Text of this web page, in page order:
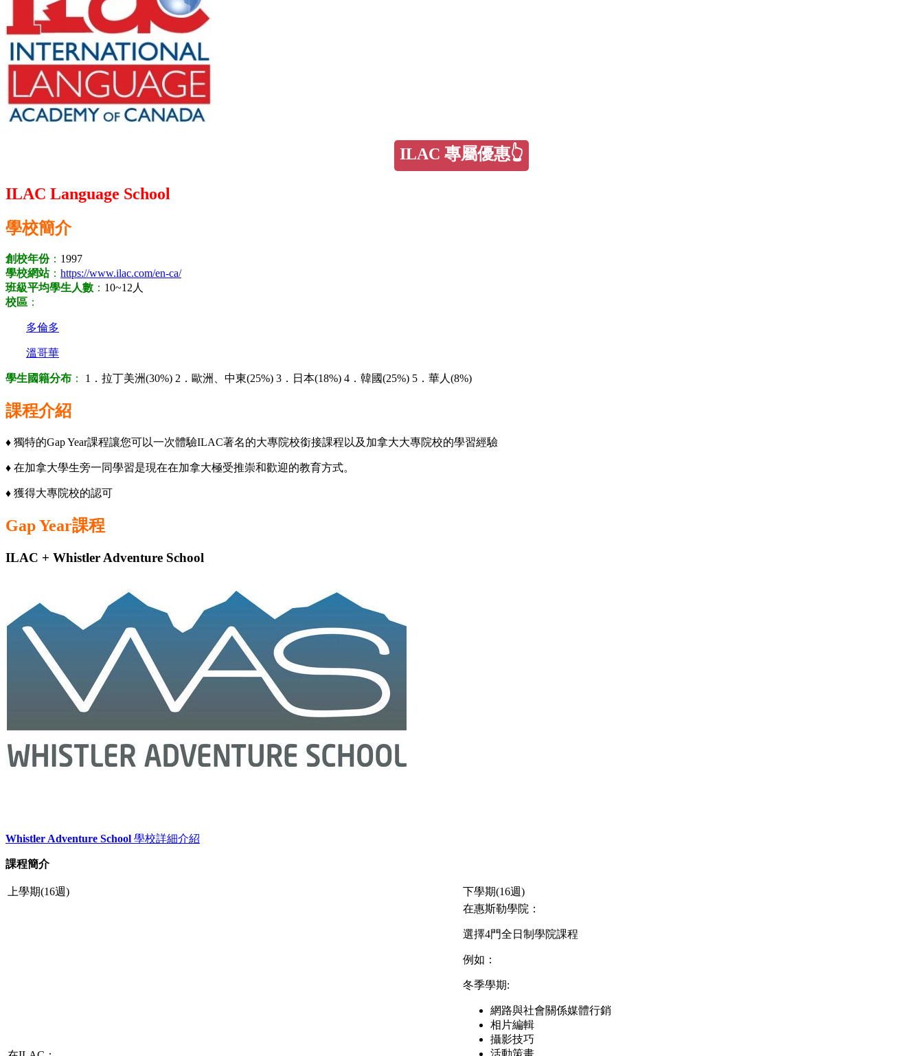
ILAC 專屬優惠👆
ILAC Language School
學校簡介
創校年份： 1997
學校網站： https://www.ilac.com/en-ca/
班級平均學生人數 ： 10~12人
校區 ：
多倫多
溫哥華
學生國籍分布 ： 1．拉丁美洲(30%) 2．歐洲、中東(25%) 3．日本(18%) 4．韓國(25%) 5．華人(8%)
課程介紹
♦ 獨特的Gap Year課程讓您可以一次體驗ILAC著名的大專院校銜接課程以及加拿大大專院校的學習經驗
♦ 在加拿大學生旁一同學習是現在在加拿大極受推崇和歡迎的教育方式。
♦ 獲得大專院校的認可
Gap Year課程
ILAC + Whistler Adventure School
Whistler Adventure School 學校詳細介紹
課程簡介
上學期(16週) 下學期(16週)
在惠斯勒學院：
選擇4門全日制學院課程
例如：
冬季學期:
網路與社會關係媒體行銷
相片編輯
攝影技巧
活動策畫